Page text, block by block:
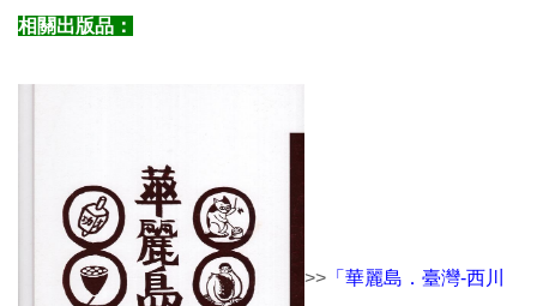
相關出版品：
>> 「華麗島．臺灣-西川